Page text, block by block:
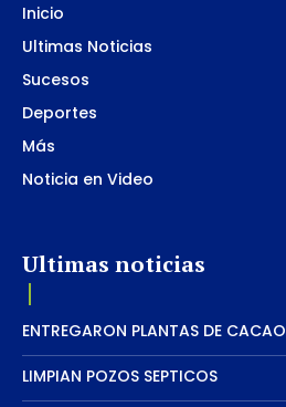
Inicio
Ultimas Noticias
Sucesos
Deportes
Más
Noticia en Video
Ultimas noticias
ENTREGARON PLANTAS DE CACAO
LIMPIAN POZOS SEPTICOS